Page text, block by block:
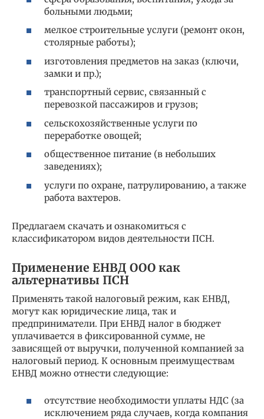
больными людьми;
мелкое строительные услуги (ремонт окон,
столярные работы);
изготовления предметов на заказ (ключи,
замки и пр.);
транспортный сервис, связанный с
перевозкой пассажиров и грузов;
сельскохозяйственные услуги по
переработке овощей;
общественное питание (в небольших
заведениях);
услуги по охране, патрулированию, а также
работа вахтеров.
Предлагаем скачать и ознакомиться с
классификатором видов деятельности ПСН.
Применение ЕНВД ООО как
альтернативы ПСН
Применять такой налоговый режим, как ЕНВД,
могут как юридические лица, так и
предприниматели. При ЕНВД налог в бюджет
уплачивается в фиксированной сумме, не
зависящей от выручки, полученной компанией за
налоговый период. К основным преимуществам
ЕНВД можно отнести следующие:
отсутствие необходимости уплаты НДС (за
исключением ряда случаев, когда компания